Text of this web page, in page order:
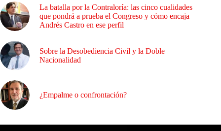
La batalla por la Contraloría: las cinco cualidades
que pondrá a prueba el Congreso y cómo encaja
Andrés Castro en ese perfil
Sobre la Desobediencia Civil y la Doble
Nacionalidad
¿Empalme o confrontación?